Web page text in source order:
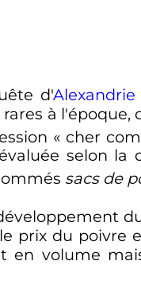
d'Alexandrie
à
« cher
selon la
sacs de
prix du poivre
en volume